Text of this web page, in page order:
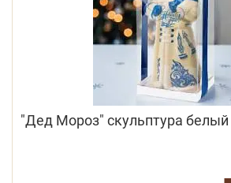
"Дед Мороз" скульптура